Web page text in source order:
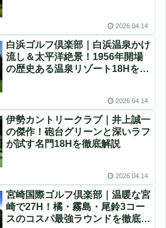
2026.04.14
白浜ゴルフ倶楽部｜白浜温泉かけ
流し＆太平洋絶景！1956年開場
の歴史ある温泉リゾート18Hを徹
2026.04.14
伊勢カントリークラブ｜井上誠一
の傑作！砲台グリーンと深いラフ
が試す名門18Hを徹底解説
2026.04.14
宮崎国際ゴルフ倶楽部｜温暖な宮
崎で27H！橘・霧島・尾鈴3コー
スのコスパ最強ラウンドを徹底解